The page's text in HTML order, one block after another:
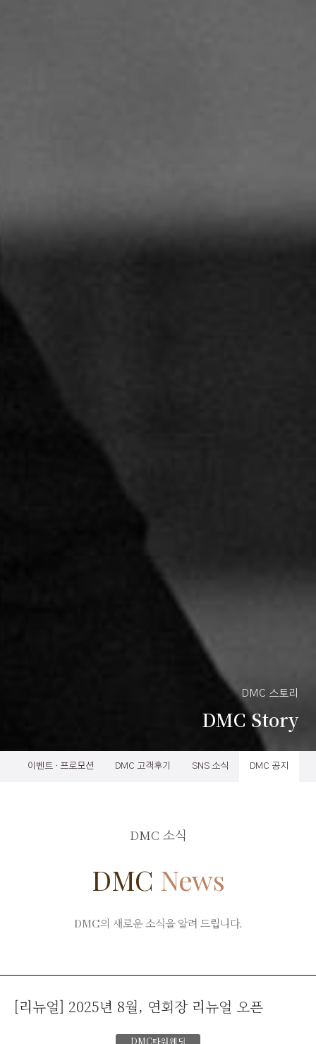
DMC 스토리
DMC Story
이벤트 · 프로모션 DMC 고객후기 SNS 소식 DMC 공지
DMC 소식
DMC News
DMC의 새로운 소식을 알려 드립니다.
[리뉴얼] 2025년 8월, 연회장 리뉴얼 오픈
DMC타워웨딩